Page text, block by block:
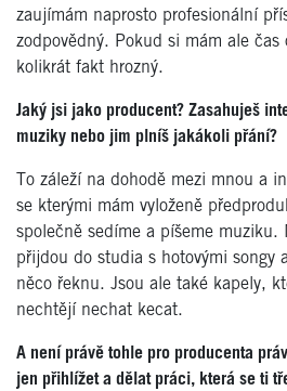
zaujímám naprosto profesionální
zodpovědný. Pokud si mám ale čas
kolikrát fakt hrozný.
Jaký jsi jako producent? Zasahuješ
muziky nebo jim plníš jakákoli přání?
To záleží na dohodě mezi mnou a
se kterými mám vyloženě
společně sedíme a píšeme muziku.
přijdou do studia s hotovými songy
něco řeknu. Jsou ale také kapely,
nechtějí nechat kecat.
A není právě tohle pro producenta
jen přihlížet a dělat práci, která se ti